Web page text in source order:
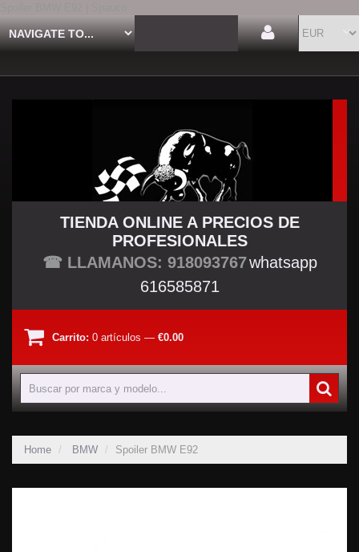
TU TIENDA TUNING
TIENDA ONLINE A PRECIOS DE
PROFESIONALES
☎ LLAMANOS: 918093767whatsapp
616585871
Carrito: 0 artículos — €0.00
Home BMW Spoiler BMW E92